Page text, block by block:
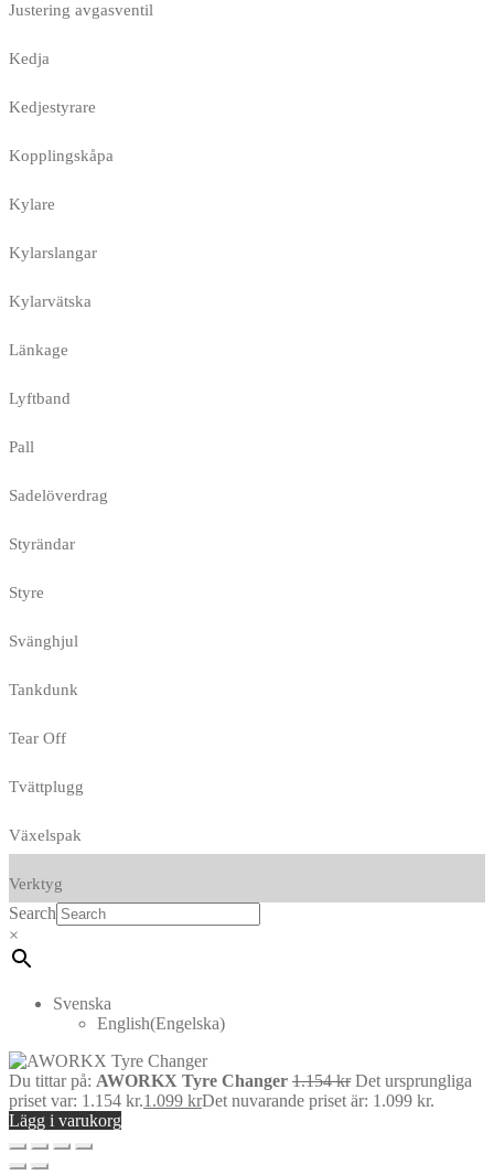
Justering avgasventil
Kedja
Kedjestyrare
Kopplingskåpa
Kylare
Kylarslangar
Kylarvätska
Länkage
Lyftband
Pall
Sadelöverdrag
Styrändar
Styre
Svänghjul
Tankdunk
Tear Off
Tvättplugg
Växelspak
Verktyg
Search
×
Svenska
English(Engelska)
Du tittar på: AWORKX Tyre Changer 1.154kr Det ursprungliga
priset var: 1.154 kr.1.099 krDet nuvarande priset är: 1.099 kr.
Lägg i varukorg